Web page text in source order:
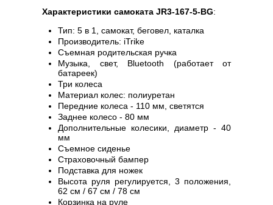
Характеристики самоката JR3-167-5-BG:
Тип: 5 в 1, самокат, беговел, каталка
Производитель: iTrike
Съемная родительская ручка
Музыка, свет, Bluetooth (работает от
батареек)
Три колеса
Материал колес: полиуретан
Передние колеса - 110 мм, светятся
Заднее колесо - 80 мм
Дополнительные колесики, диаметр - 40
мм
Съемное сиденье
Страховочный бампер
Подставка для ножек
Высота руля регулируется, 3 положения,
62 см / 67 см / 78 см
Корзинка на руле